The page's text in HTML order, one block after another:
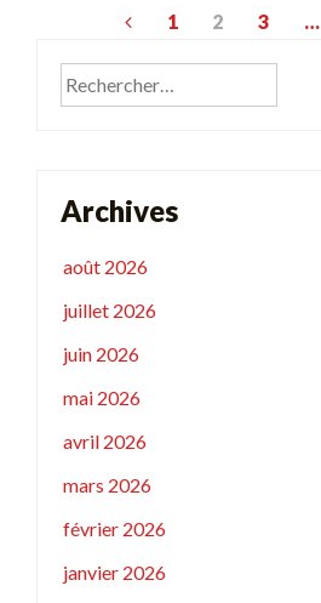
Pagination
des
publications
1 2 3 …
Rechercher :
Archives
août 2026
juillet 2026
juin 2026
mai 2026
avril 2026
mars 2026
février 2026
janvier 2026